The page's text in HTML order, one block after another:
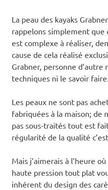
La peau des kayaks
rappelons simplement que
est complexe à réaliser,
cause de cela réalisé
Grabner, personne d’autre
techniques ni le savoir faire.
Les peaux ne sont pas
fabriquées à la maison; de
pas sous-traités tout est
régularité de la qualité
Mais j’aimerais à l’heure
haute pression tout plat
inhérent du design des